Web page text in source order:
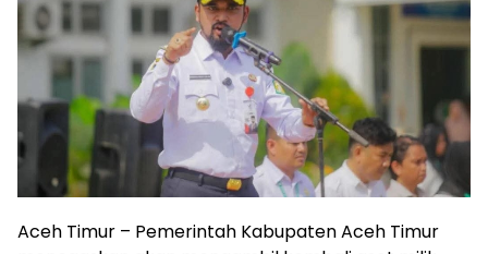
Aceh Timur – Pemerintah Kabupaten Aceh Timur